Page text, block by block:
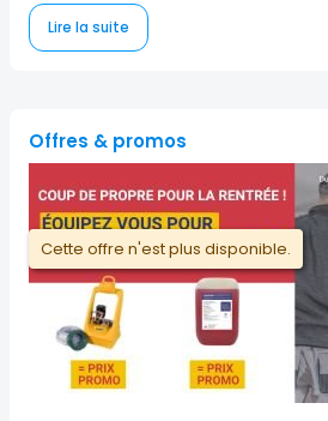
Lire la suite
Offres & promos
Cette offre n'est plus disponible.